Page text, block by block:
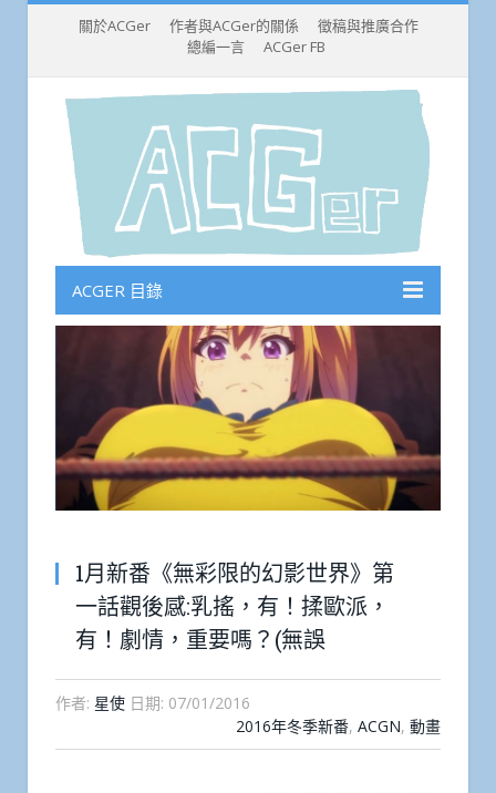
關於ACGer 作者與ACGer的關係
徵稿與推廣合作
總編一言
ACGer FB
ACGER 目錄
1月新番《無彩限的幻影世界》第
一話觀後感:乳搖，有！揉歐派，
有！劇情，重要嗎？(無誤
作者: 星使 日期: 07/01/2016
2016年冬季新番, ACGN, 動畫